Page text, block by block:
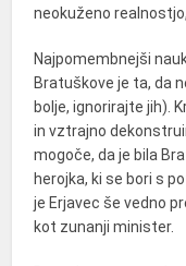
neokuženo
Najpomembnejši
Bratuškove je ta, da
bolje, ignorirajte jih).
in vztrajno
mogoče, da je bila
herojka, ki se bori s
je Erjavec še vedno
kot zunanji minister.